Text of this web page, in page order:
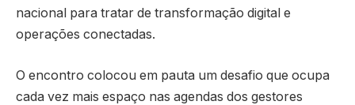
nacional para tratar de transformação digital e
operações conectadas.
O encontro colocou em pauta um desafio que ocupa
cada vez mais espaço nas agendas dos gestores